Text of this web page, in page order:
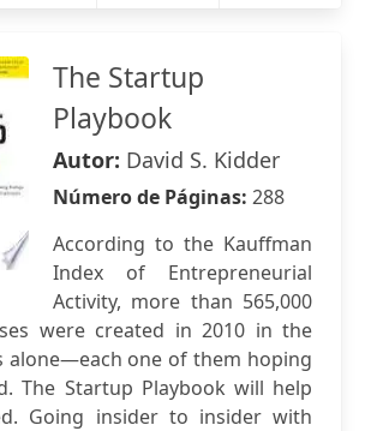
The Startup
Playbook
Autor: David S. Kidder
Número de Páginas: 288
According to the Kauffman
Index of Entrepreneurial
Activity, more than 565,000
were created in 2010 in the
alone—each one of them hoping
The Startup Playbook will help
Going insider to insider with